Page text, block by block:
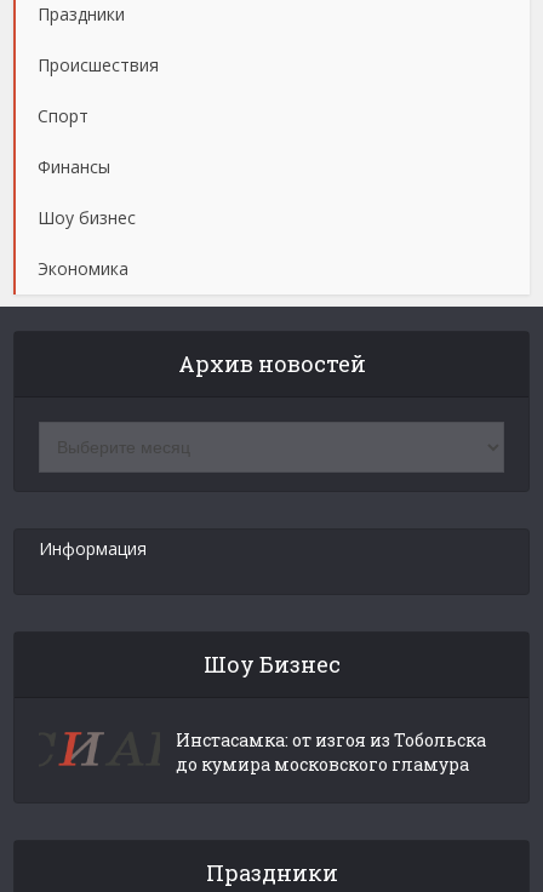
Праздники
Происшествия
Спорт
Финансы
Шоу бизнес
Экономика
Архив новостей
новостей
Информация
Шоу Бизнес
Инстасамка: от изгоя из Тобольска
до кумира московского гламура
Праздники